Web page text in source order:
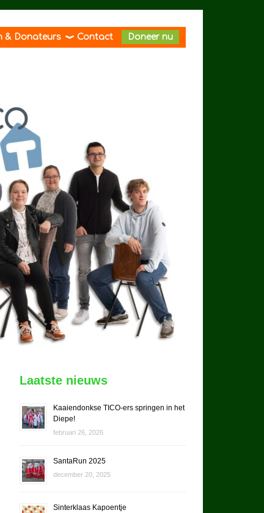
& Donateurs Contact Doneer nu
Laatste nieuws
Kaaiendonkse TICO-ers springen in het
Diepe!
februari 26, 2026
SantaRun 2025
december 20, 2025
Sinterklaas Kapoentje